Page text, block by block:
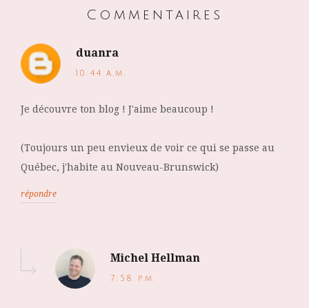
Commentaires
duanra
10:44 a.m.
Je découvre ton blog ! J'aime beaucoup !
(Toujours un peu envieux de voir ce qui se passe au
Québec, j'habite au Nouveau-Brunswick)
répondre
Michel Hellman
7:58 p.m.